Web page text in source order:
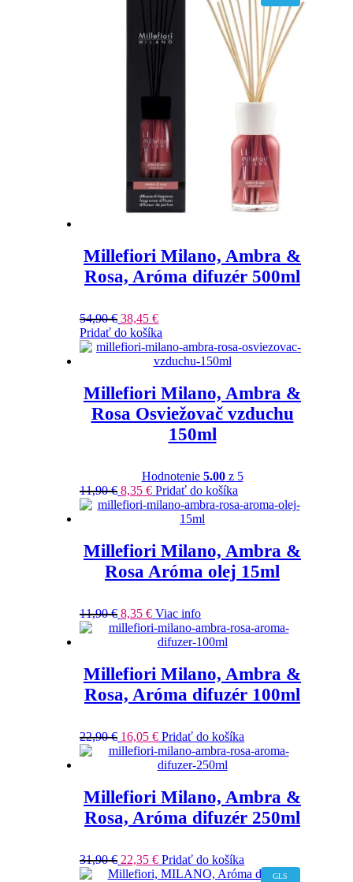
Millefiori Milano, Ambra &
Rosa, Aróma difuzér 500ml
54,90€ 38,45€
Pridať do košíka
Millefiori Milano, Ambra &
Rosa Osviežovač vzduchu
150ml
Hodnotenie 5.00z 5
11,90€ 8,35€ Pridať do košíka
Millefiori Milano, Ambra &
Rosa Aróma olej 15ml
11,90€ 8,35€ Viac info
Millefiori Milano, Ambra &
Rosa, Aróma difuzér 100ml
22,90€ 16,05€ Pridať do košíka
Millefiori Milano, Ambra &
Rosa, Aróma difuzér 250ml
31,90€ 22,35€ Pridať do košíka
GLS